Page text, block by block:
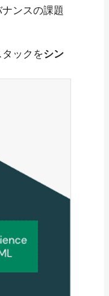
ンスの課題
ックをシン